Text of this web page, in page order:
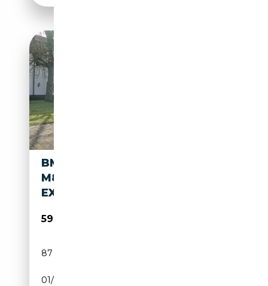
BMW M850 8-SERIE M850I
M850I XDRIVE HIGH
EXECUTIVE | CARBON
59 950€
87 110 km
01/2019